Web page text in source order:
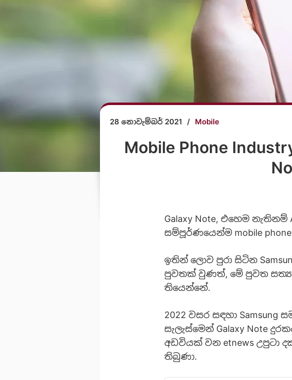
28 නොවැම්බර් 2021 / Mobile
Mobile Phone
Galaxy Note, එහෙම නැතිනම්
සම්පූර්ණයෙන්ම mobile
ඉතින් ලොව පුරා සිටින
පුවතක් වුණත්, මේ පුවත
තියෙන්නේ.
2022 වසර සඳහා Samsung
සැලැස්මෙන් Galaxy Note
අඩවියක් වන etnews උපුටා
තිබුණා.